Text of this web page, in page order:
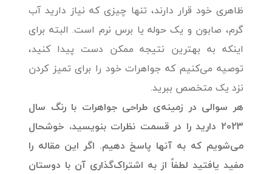
ظاهری خود قرار دارند، تنها چیزی که نیاز دارید آب
گرم، صابون و یک حوله یا برس نرم است. البته برای
اینکه به بهترین نتیجه ممکن دست پیدا کنید،
توصیه می‌کنیم که جواهرات خود را برای تمیز کردن
نزد یک متخصص ببرید.
هر سوالی در زمینه‌ی طراحی جواهرات با رنگ سال
2023 دارید را در قسمت نظرات بنویسید، خوشحال
می‌شویم که به آنها پاسخ دهیم. اگر این مقاله را
مفید یافتید لطفاً از به اشتراک‌گذاری آن با دوستان